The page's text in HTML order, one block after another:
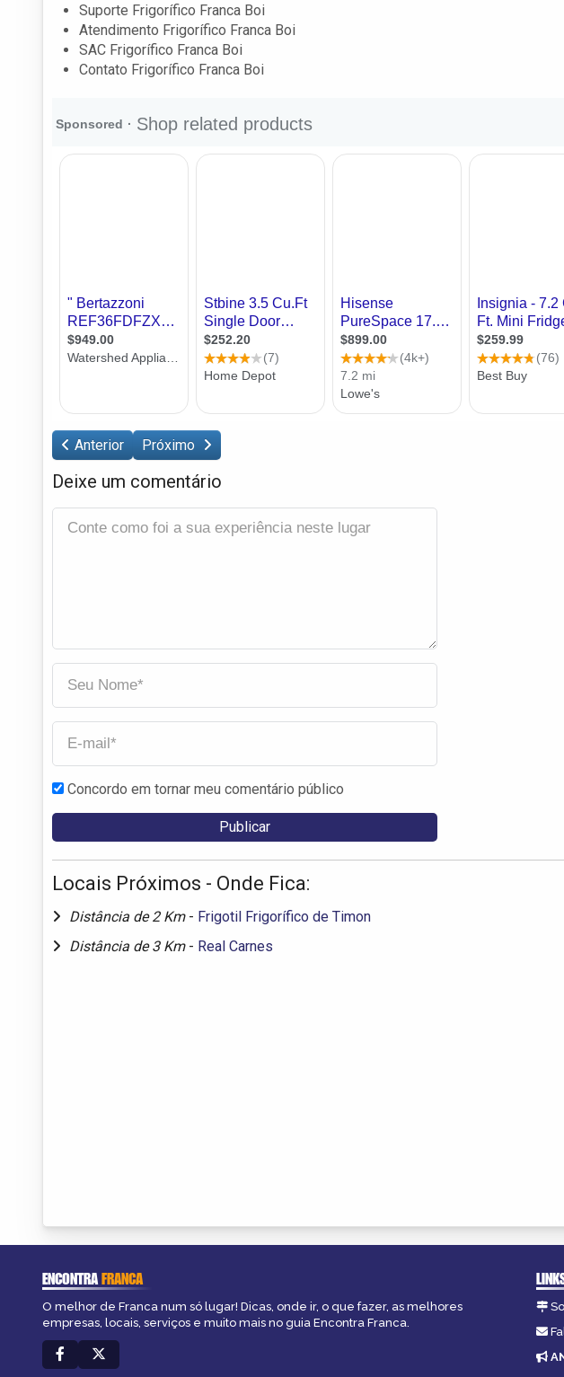
Suporte Frigorífico Franca Boi
Atendimento Frigorífico Franca Boi
SAC Frigorífico Franca Boi
Contato Frigorífico Franca Boi
Anterior Próximo
Deixe um comentário
Concordo em tornar meu comentário público
Locais Próximos - Onde Fica:
Distância de 2 Km - Frigotil Frigorífico de Timon
Distância de 3 Km - Real Carnes
ENCONTRAFRANCA
O melhor de Franca num só lugar! Dicas, onde ir, o que fazer, as melhores
empresas, locais, serviços e muito mais no guia Encontra Franca.